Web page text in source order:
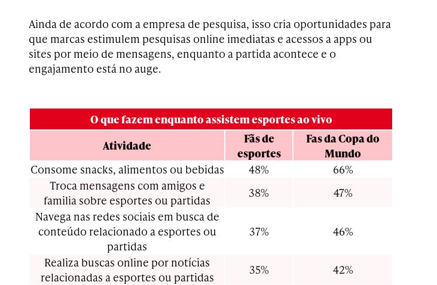
Ainda de acordo com a empresa de pesquisa, isso cria oportunidades para
que marcas estimulem pesquisas online imediatas e acessos a apps ou
sites por meio de mensagens, enquanto a partida acontece e o
engajamento está no auge.
O que fazem enquanto assistem esportes ao vivo
Atividade
Fãs de
esportes
Fas da Copa do
Mundo
Consome snacks, alimentos ou bebidas
48%
66%
Troca mensagens com amigos e
familia sobre esportes ou partidas
38%
47%
Navega nas redes sociais em busca de
conteúdo relacionado a esportes ou
partidas
37% 46%
Realiza buscas online por notícias
relacionadas a esportes ou partidas
35% 42%